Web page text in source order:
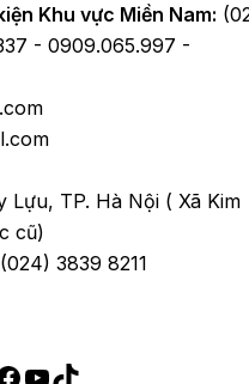
Khu vực Miền Nam:
- 0909.065.997 -
Lựu, TP. Hà Nội ( Xã Kim
cũ)
3839 8211